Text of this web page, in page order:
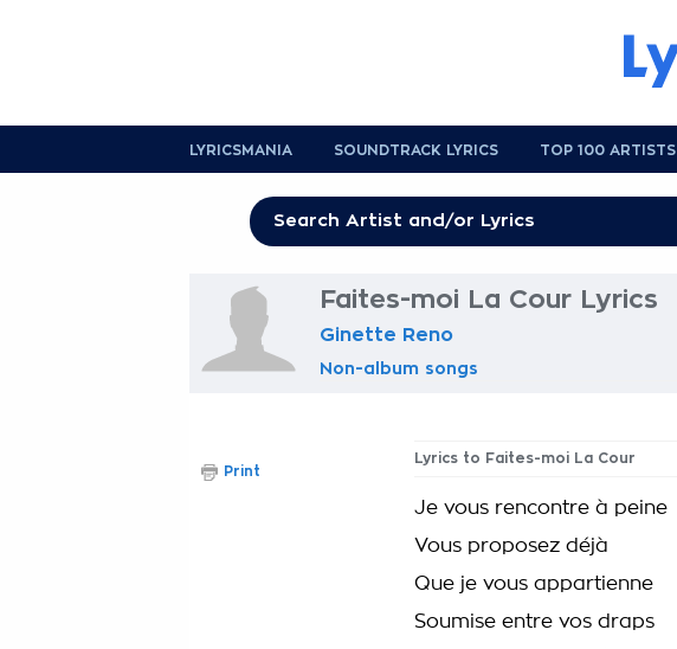
LYRICSMANIA SOUNDTRACK LYRICS TOP 100 ARTISTS
Faites-moi La Cour Lyrics
Ginette Reno
Non-album songs
Lyrics to Faites-moi La Cour
Je vous rencontre à peine
Vous proposez déjà
Que je vous appartienne
Soumise entre vos draps
Print